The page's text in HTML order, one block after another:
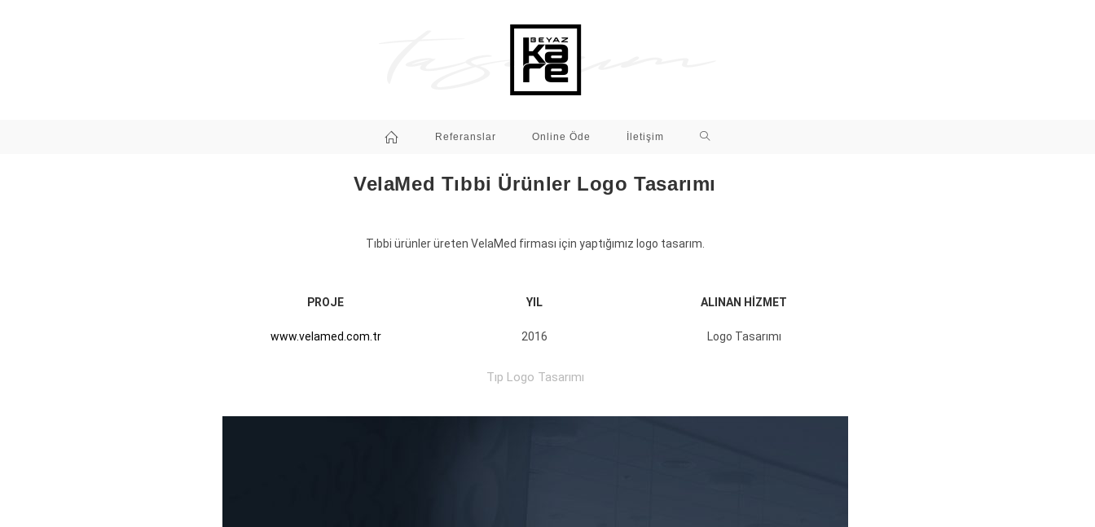
Referanslar Online Öde İletişim
VelaMed Tıbbi Ürünler Logo Tasarımı
Tıbbi ürünler üreten VelaMed firması için yaptığımız logo tasarım.
PROJE
www.velamed.com.tr
YIL
2016
ALINAN HİZMET
Logo Tasarımı
Tıp Logo Tasarımı